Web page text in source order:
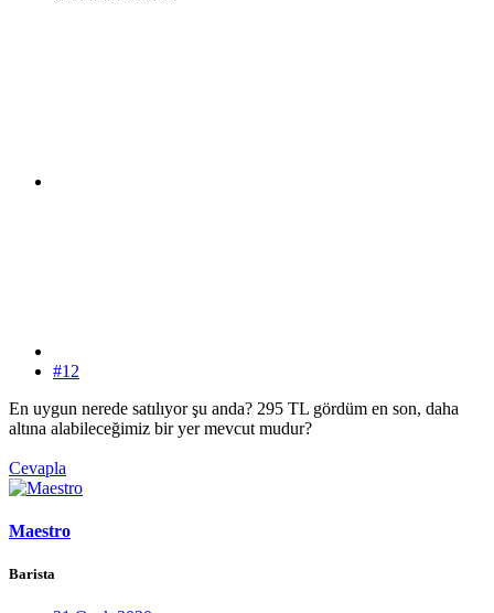
#12
En uygun nerede satılıyor şu anda? 295 TL gördüm en son, daha
altına alabileceğimiz bir yer mevcut mudur?
Cevapla
Maestro
Barista